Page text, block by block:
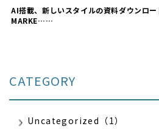
AI搭載、新しいスタイルの資料ダウンロ
MARKE……
CATEGORY
Uncategorized（1）